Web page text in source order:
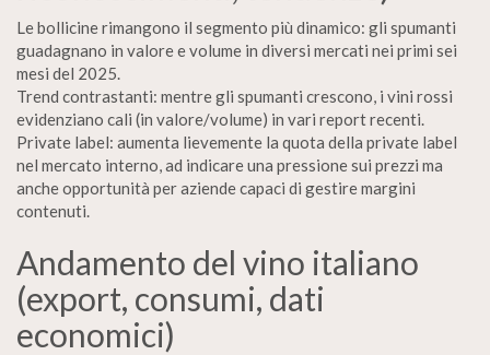
Le bollicine rimangono il segmento più dinamico: gli spumanti
guadagnano in valore e volume in diversi mercati nei primi sei
mesi del 2025.
Trend contrastanti: mentre gli spumanti crescono, i vini rossi
evidenziano cali (in valore/volume) in vari report recenti.
Private label: aumenta lievemente la quota della private label
nel mercato interno, ad indicare una pressione sui prezzi ma
anche opportunità per aziende capaci di gestire margini
contenuti.
Andamento del vino italiano
(export, consumi, dati
economici)